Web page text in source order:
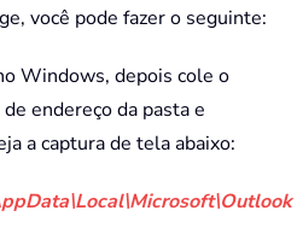
você pode fazer o seguinte:
Windows, depois cole o
endereço da pasta e
a captura de tela abaixo: